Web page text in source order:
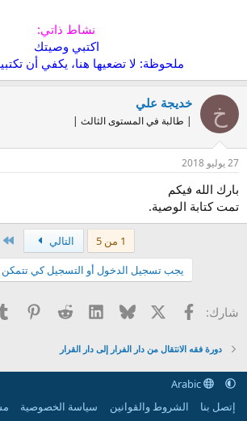
نشاط ذاتي:
اكتبي وصيتك
ملحوظة: لا تضعيها هنا، يكفي أن
خ خديجة علي
| طالبة في المستوى الثالث |
27 يوليو 2018
بارك الله فيكم
تمت كتابة الوصية.
1 من 5 التالي
يجب تسجيل الدخول أو التسجيل كي تتمكن
شارك: فيسبوك Bluesky
LinkedIn
Reddit
دورة فقه الانتقال من دار الفرار إلى دار القرار
Arabic
إتصل بنا
الشروط والقوانين سياسة الخصوصية